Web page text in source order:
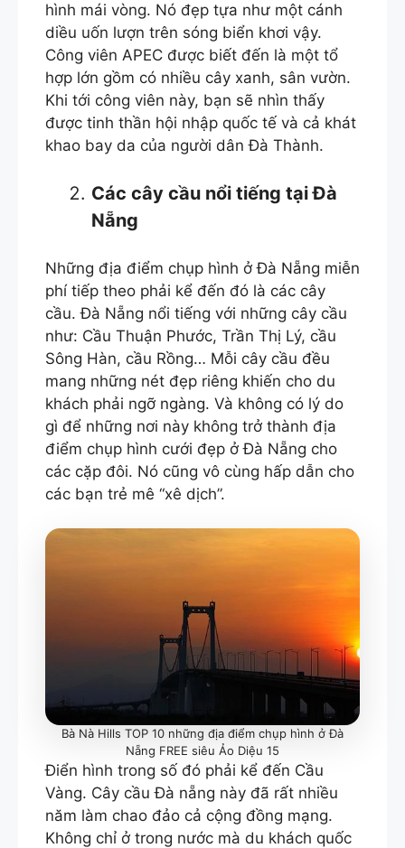
hình mái vòng. Nó đẹp tựa như một cánh
diều uốn lượn trên sóng biển khơi vậy.
Công viên APEC được biết đến là một tổ
hợp lớn gồm có nhiều cây xanh, sân vườn.
Khi tới công viên này, bạn sẽ nhìn thấy
được tinh thần hội nhập quốc tế và cả khát
khao bay da của người dân Đà Thành.
Các cây cầu nổi tiếng tại Đà
Nẵng
Những địa điểm chụp hình ở Đà Nẵng miễn
phí tiếp theo phải kể đến đó là các cây
cầu. Đà Nẵng nổi tiếng với những cây cầu
như: Cầu Thuận Phước, Trần Thị Lý, cầu
Sông Hàn, cầu Rồng… Mỗi cây cầu đều
mang những nét đẹp riêng khiến cho du
khách phải ngỡ ngàng. Và không có lý do
gì để những nơi này không trở thành địa
điểm chụp hình cưới đẹp ở Đà Nẵng cho
các cặp đôi. Nó cũng vô cùng hấp dẫn cho
các bạn trẻ mê “xê dịch”.
Bà Nà Hills TOP 10 những địa điểm chụp hình ở Đà
Nẵng FREE siêu Ảo Diệu 15
Điển hình trong số đó phải kể đến Cầu
Vàng. Cây cầu Đà nẵng này đã rất nhiều
năm làm chao đảo cả cộng đồng mạng.
Không chỉ ở trong nước mà du khách quốc